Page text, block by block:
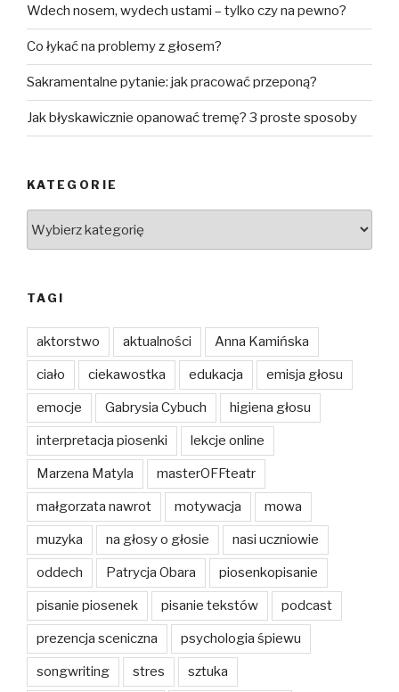
Wdech nosem, wydech ustami – tylko czy na pewno?
Co łykać na problemy z głosem?
Sakramentalne pytanie: jak pracować przeponą?
Jak błyskawicznie opanować tremę? 3 proste sposoby
KATEGORIE
TAGI
aktorstwo aktualności Anna Kamińska
ciało ciekawostka edukacja emisja głosu
emocje Gabrysia Cybuch higiena głosu
interpretacja piosenki lekcje online
Marzena Matyla masterOFFteatr
małgorzata nawrot motywacja mowa
muzyka na głosy o głosie nasi uczniowie
oddech Patrycja Obara piosenkopisanie
pisanie piosenek pisanie tekstów podcast
prezencja sceniczna psychologia śpiewu
songwriting stres sztuka